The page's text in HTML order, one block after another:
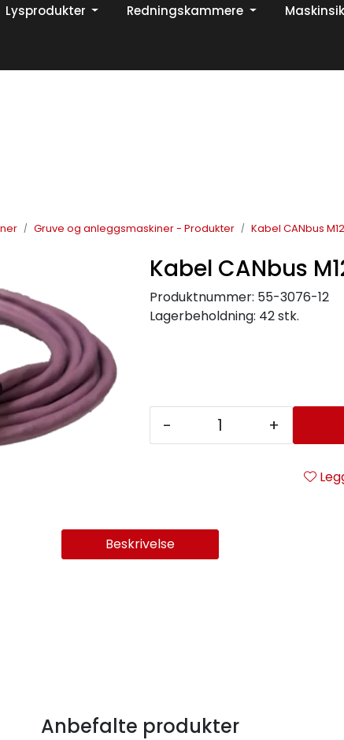
Din ekspert på brann og sikkerhetsløsninger!
Lysprodukter Redningskammere
Gruve og anleggsmaskiner - Produkter Kabel CANbus
Kabel CANbus
Produktnummer: 55-3076-12
Lagerbeholdning: 42 stk.
- +
Beskrivelse
Anbefalte produkter